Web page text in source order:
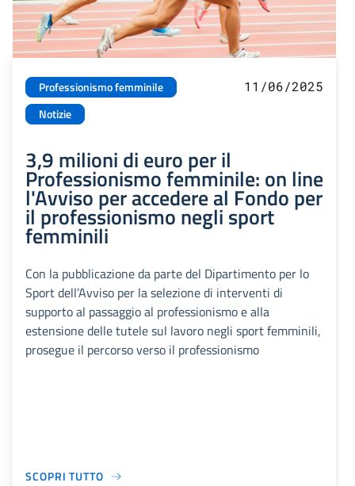
Professionismo femminile
Notizie
11/06/2025
3,9 milioni di euro per il
Professionismo femminile: on line
l'Avviso per accedere al Fondo per
il professionismo negli sport
femminili
Con la pubblicazione da parte del Dipartimento per lo
Sport dell’Avviso per la selezione di interventi di
supporto al passaggio al professionismo e alla
estensione delle tutele sul lavoro negli sport femminili,
prosegue il percorso verso il professionismo
SCOPRI TUTTO